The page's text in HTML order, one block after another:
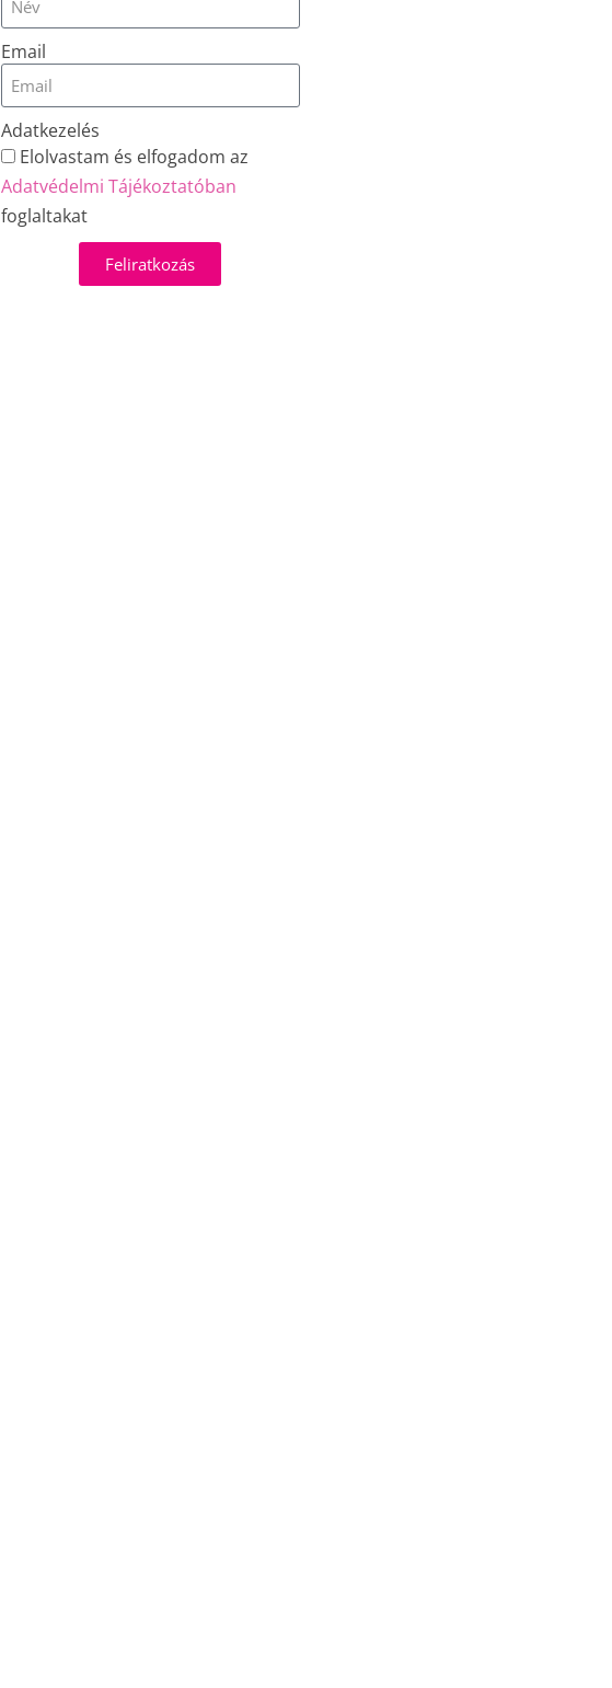
Email
Adatkezelés
Elolvastam és elfogadom az
Adatvédelmi Tájékoztatóban
foglaltakat
Feliratkozás